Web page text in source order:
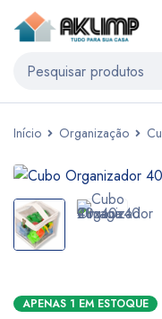
Início Organização
APENAS 1 EM ESTOQUE